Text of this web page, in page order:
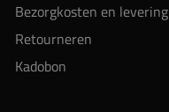
Bezorgkosten en levering
Retourneren
Kadobon